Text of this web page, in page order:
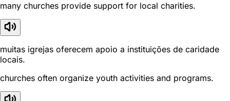
many churches provide support for local charities.
muitas igrejas oferecem apoio a instituições de caridade
locais.
churches often organize youth activities and programs.